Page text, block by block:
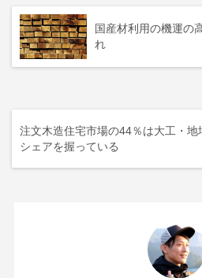
国産材利用の機運の
れ
注文木造住宅市場の44％は大工・地
シェアを握っている